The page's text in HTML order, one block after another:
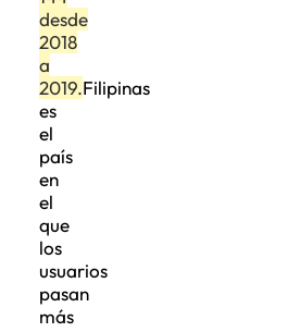
desde
2018
a
2019.Filipinas
es
el
país
en
el
que
los
usuarios
pasan
más